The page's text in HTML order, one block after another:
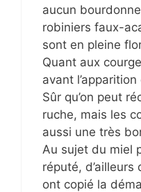
aucun
robiniers faux-
sont en pleine
Quant aux
avant
Sûr qu’on peut
ruche, mais les
aussi une très
Au sujet du miel
réputé,
ont copié la